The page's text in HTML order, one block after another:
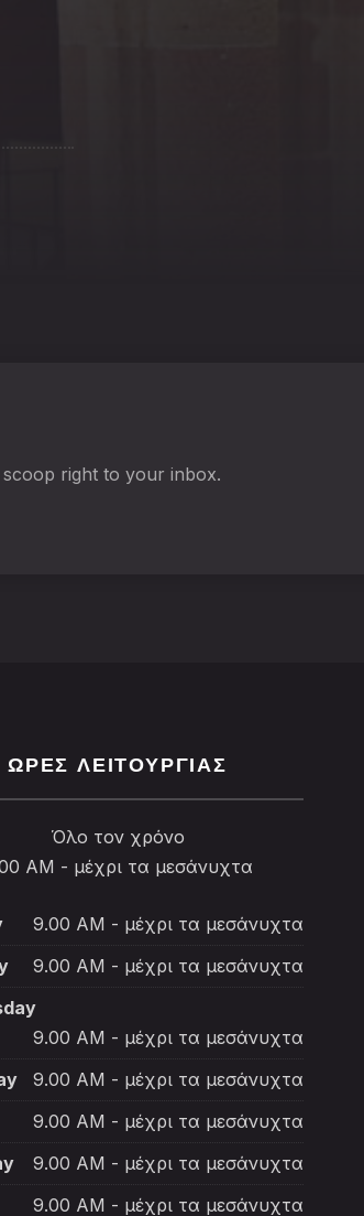
right to your inbox.
ΏΡΕΣ ΛΕΙΤΟΥΡΓΊΑΣ
Όλο τον χρόνο
AM - μέχρι τα μεσάνυχτα
9.00 AM - μέχρι τα μεσάνυχτα
9.00 AM - μέχρι τα μεσάνυχτα
9.00 AM - μέχρι τα μεσάνυχτα
9.00 AM - μέχρι τα μεσάνυχτα
9.00 AM - μέχρι τα μεσάνυχτα
9.00 AM - μέχρι τα μεσάνυχτα
9.00 AM - μέχρι τα μεσάνυχτα